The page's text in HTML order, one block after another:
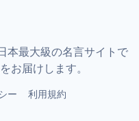
本最大級の名言サイトで
お届けします。
ー 利用規約